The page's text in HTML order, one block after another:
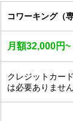
コワーキング（
月額32,000円~
クレジットカー
は必要ありません